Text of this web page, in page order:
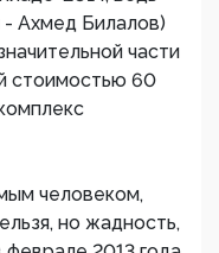
- Ахмед Билалов)
части
стоимостью 60
человеком,
но жадность,